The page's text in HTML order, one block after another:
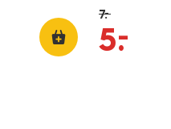
7.–
5.
–